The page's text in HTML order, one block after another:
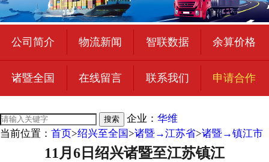
绍兴至全国
合作加盟
宜荣智联
在线留言
公司简介 物流新闻 智联数据 余算价格
诸暨全国 在线留言 联系我们 申请合作
搜索 企业： 华维
当前位置： 首页>绍兴至全国>诸暨→江苏省>诸暨→镇江市
11月6日绍兴诸暨至江苏镇江